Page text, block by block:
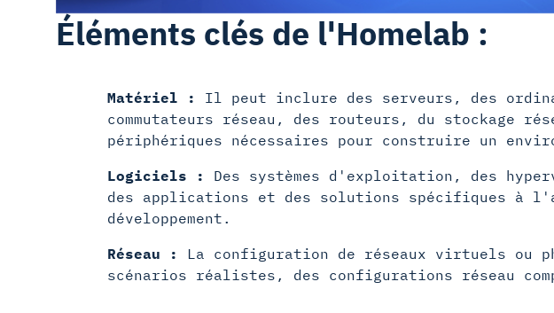
Éléments clés de l'Homelab :
Matériel :
Il peut inclure des serveurs, des
commutateurs réseau, des routeurs, du stockage
périphériques nécessaires pour construire un
Logiciels :
Des systèmes d'exploitation, des
des applications et des solutions spécifiques à
développement.
Réseau :
La configuration de réseaux virtuels ou
scénarios réalistes, des configurations réseau